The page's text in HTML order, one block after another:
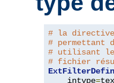
# la
# permettant
# utilisant le
# fichier
    intype
=